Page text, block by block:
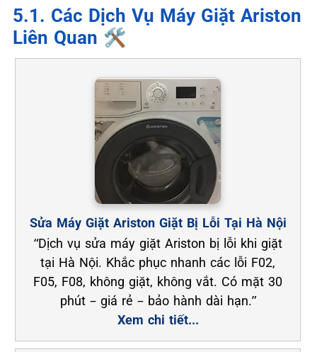
5.1. Các Dịch Vụ Máy Giặt Ariston
Liên Quan 🛠️
Sửa Máy Giặt Ariston Giặt Bị Lỗi Tại Hà Nội
“Dịch vụ sửa máy giặt Ariston bị lỗi khi giặt
tại Hà Nội. Khắc phục nhanh các lỗi F02,
F05, F08, không giặt, không vắt. Có mặt 30
phút – giá rẻ – bảo hành dài hạn.”
Xem chi tiết...